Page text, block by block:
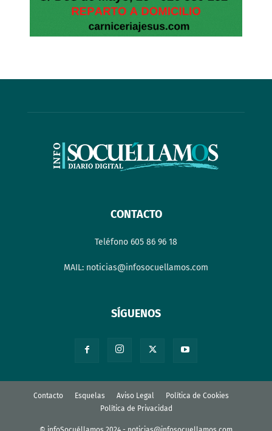
CONTACTO
Teléfono 605 86 96 18
MAIL: noticias@infosocuellamos.com
SÍGUENOS
Contacto Esquelas Aviso Legal
Política de Cookies
Política de Privacidad